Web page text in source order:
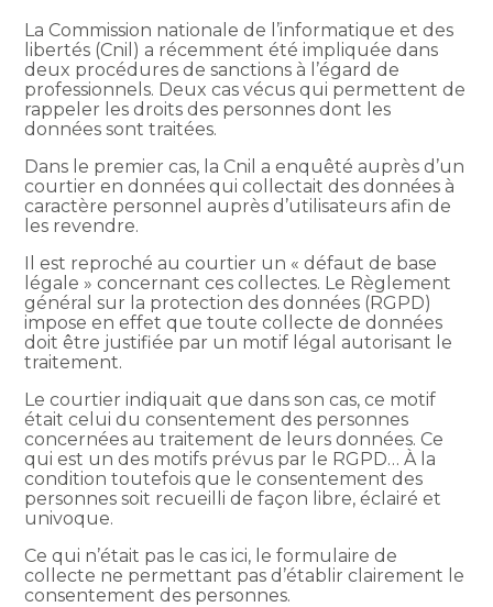
La Commission nationale de l’informatique et des
libertés (Cnil) a récemment été impliquée dans
deux procédures de sanctions à l’égard de
professionnels. Deux cas vécus qui permettent de
rappeler les droits des personnes dont les
données sont traitées.
Dans le premier cas, la Cnil a enquêté auprès d’un
courtier en données qui collectait des données à
caractère personnel auprès d’utilisateurs afin de
les revendre.
Il est reproché au courtier un « défaut de base
légale » concernant ces collectes. Le Règlement
général sur la protection des données (RGPD)
impose en effet que toute collecte de données
doit être justifiée par un motif légal autorisant le
traitement.
Le courtier indiquait que dans son cas, ce motif
était celui du consentement des personnes
concernées au traitement de leurs données. Ce
qui est un des motifs prévus par le RGPD… À la
condition toutefois que le consentement des
personnes soit recueilli de façon libre, éclairé et
univoque.
Ce qui n’était pas le cas ici, le formulaire de
collecte ne permettant pas d’établir clairement le
consentement des personnes.